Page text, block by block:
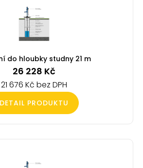
do hloubky studny 21 m
26 228 Kč
21 676 Kč
DETAIL PRODUKTU